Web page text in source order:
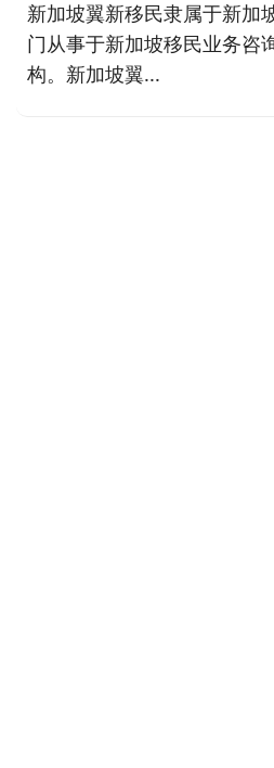
新加坡翼新移民隶属于新加
门从事于新加坡移民业务咨
构。新加坡翼...